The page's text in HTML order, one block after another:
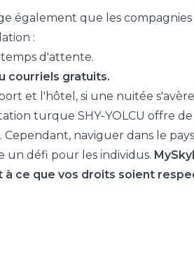
également que les
:
d'attente.
courriels gratuits.
et l'hôtel, si une nuitée s'avère
turque SHY-YOLCU offre
naviguer dans le
un défi pour les individus.
ce que vos droits soient